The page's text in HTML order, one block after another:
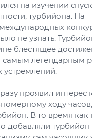
на изучении
турбийона. На
не узнать.
блестящее
самым легендарным
устремлений.
проявил интерес
ходу
В то время как
добавляли турбийон